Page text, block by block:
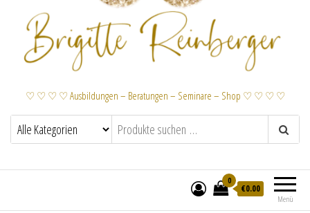
♡ ♡ ♡ ♡ Ausbildungen – Beratungen – Seminare – Shop ♡ ♡ ♡ ♡
Menü
0
€0.00